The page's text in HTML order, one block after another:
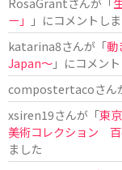
ー」
」にコメントし
katarina8さんが「
Japan〜」にコメン
compostertacoさん
xsiren19さんが「東
美術コレクション 百
ました